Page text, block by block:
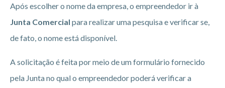
Após escolher o nome da empresa, o empreendedor ir à
Junta Comercial para realizar uma pesquisa e verificar se,
de fato, o nome está disponível.
A solicitação é feita por meio de um formulário fornecido
pela Junta no qual o empreendedor poderá verificar a